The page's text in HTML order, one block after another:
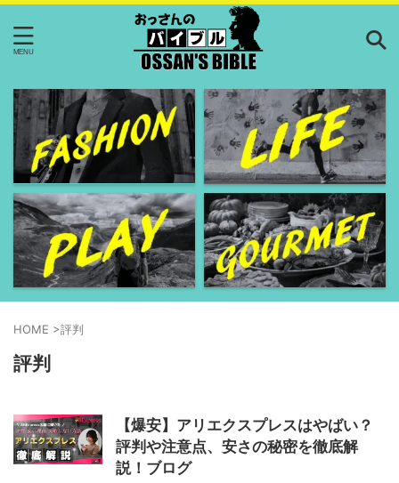
HOME >評判
評判
【爆安】アリエクスプレスはやばい？
評判や注意点、安さの秘密を徹底解
説！ブログ